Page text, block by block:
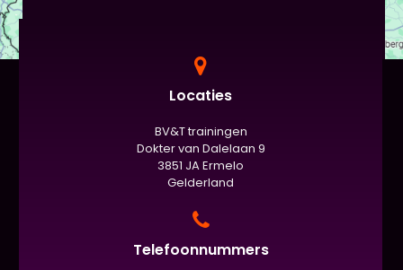
Locaties
BV&T trainingen
Dokter van Dalelaan 9
3851 JA Ermelo
Gelderland
Telefoonnummers